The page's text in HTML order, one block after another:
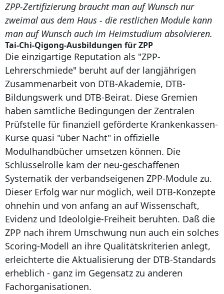
ZPP-Zertifizierung braucht man auf Wunsch nur
zweimal aus dem Haus - die restlichen Module kann
man auf Wunsch auch im Heimstudium absolvieren.
Tai-Chi-Qigong-Ausbildungen für ZPP
Die einzigartige Reputation als "ZPP-
Lehrerschmiede" beruht auf der langjährigen
Zusammenarbeit von DTB-Akademie, DTB-
Bildungswerk und DTB-Beirat. Diese Gremien
haben sämtliche Bedingungen der Zentralen
Prüfstelle für finanziell geförderte Krankenkassen-
Kurse quasi "über Nacht" in offizielle
Modulhandbücher umsetzen können. Die
Schlüsselrolle kam der neu-geschaffenen
Systematik der verbandseigenen ZPP-Module zu.
Dieser Erfolg war nur möglich, weil DTB-Konzepte
ohnehin und von anfang an auf Wissenschaft,
Evidenz und Ideololgie-Freiheit beruhten. Daß die
ZPP nach ihrem Umschwung nun auch ein solches
Scoring-Modell an ihre Qualitätskriterien anlegt,
erleichterte die Aktualisierung der DTB-Standards
erheblich - ganz im Gegensatz zu anderen
Fachorganisationen.